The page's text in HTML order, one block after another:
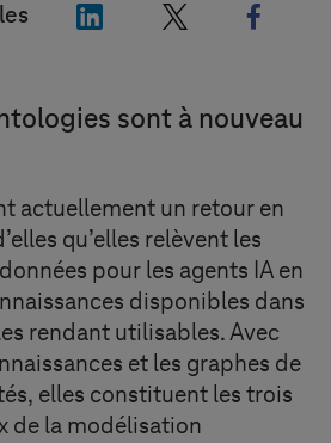
"LinkedIn"
sont à nouveau
actuellement un retour en
qu’elles relèvent les
pour les agents IA en
disponibles dans
rendant utilisables. Avec
et les graphes de
elles constituent les trois
de la modélisation